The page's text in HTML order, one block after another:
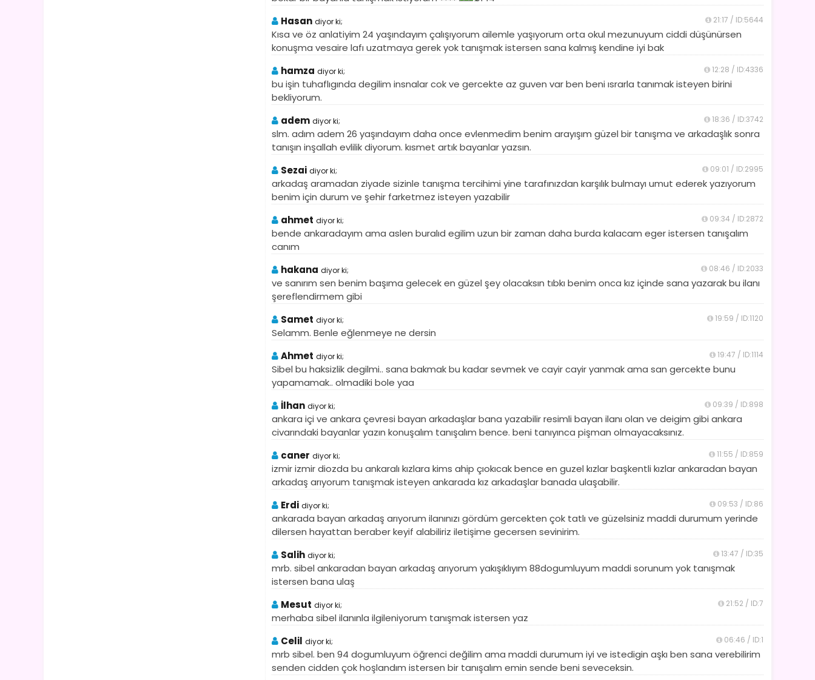
Hasan diyor ki; 21:17 / ID:5644
Kısa ve öz anlatiyim 24 yaşındayım çalışıyorum ailemle yaşıyorum orta okul mezunuyum ciddi düşünürsen
konuşma vesaire lafı uzatmaya gerek yok tanışmak istersen sana kalmış kendine iyi bak
hamza diyor ki; 12:28 / ID:4336
bu işin tuhaflıgında degilim insnalar cok ve gercekte az guven var ben beni ısrarla tanımak isteyen birini
bekliyorum.
adem diyor ki; 18:36 / ID:3742
slm. adım adem 26 yaşındayım daha once evlenmedim benim arayışım güzel bir tanışma ve arkadaşlık sonra
tanışın inşallah evlilik diyorum. kısmet artık bayanlar yazsın.
Sezai diyor ki; 09:01 / ID:2995
arkadaş aramadan ziyade sizinle tanışma tercihimi yine tarafınızdan karşılık bulmayı umut ederek yazıyorum
benim için durum ve şehir farketmez isteyen yazabilir
ahmet diyor ki; 09:34 / ID:2872
bende ankaradayım ama aslen buralıd egilim uzun bir zaman daha burda kalacam eger istersen tanışalım
canım
hakana diyor ki; 08:46 / ID:2033
ve sanırım sen benim başıma gelecek en güzel şey olacaksın tıbkı benim onca kız içinde sana yazarak bu ilanı
şereflendirmem gibi
Samet diyor ki; 19:59 / ID:1120
Selamm. Benle eğlenmeye ne dersin
Ahmet diyor ki; 19:47 / ID:1114
Sibel bu haksizlik degilmi.. sana bakmak bu kadar sevmek ve cayir cayir yanmak ama san gercekte bunu
yapamamak.. olmadiki bole yaa
İlhan diyor ki; 09:39 / ID:898
ankara içi ve ankara çevresi bayan arkadaşlar bana yazabilir resimli bayan ilanı olan ve deigim gibi ankara
civarındaki bayanlar yazın konuşalım tanışalım bence. beni tanıyınca pişman olmayacaksınız.
caner diyor ki; 11:55 / ID:859
izmir izmir diozda bu ankaralı kızlara kims ahip çıokıcak bence en guzel kızlar başkentli kızlar ankaradan bayan
arkadaş arıyorum tanışmak isteyen ankarada kız arkadaşlar banada ulaşabilir.
Erdi diyor ki; 09:53 / ID:86
ankarada bayan arkadaş arıyorum ilanınızı gördüm gercekten çok tatlı ve güzelsiniz maddi durumum yerinde
dilersen hayattan beraber keyif alabiliriz iletişime gecersen sevinirim.
Salih diyor ki; 13:47 / ID:35
mrb. sibel ankaradan bayan arkadaş arıyorum yakışıklıyım 88dogumluyum maddi sorunum yok tanışmak
istersen bana ulaş
Mesut diyor ki; 21:52 / ID:7
merhaba sibel ilanınla ilgileniyorum tanışmak istersen yaz
Celil diyor ki; 06:46 / ID:1
mrb sibel. ben 94 dogumluyum öğrenci değilim ama maddi durumum iyi ve istedigin aşkı ben sana verebilirim
senden cidden çok hoşlandım istersen bir tanışalım emin sende beni seveceksin.